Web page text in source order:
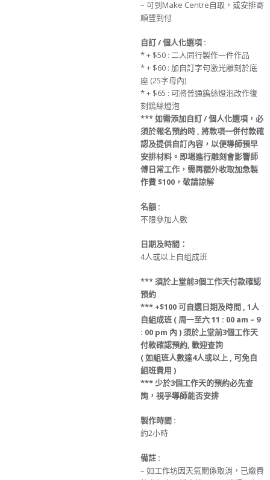
– 可到Make Centre自取，或安排寄
順豐到付
自訂 / 個人化選項 :
* + $50 : 二人同行製作一件作品
* + $60 : 加自訂字句激光雕刻於底
座 (25字母內)
* + $65 : 可將普通鎢絲燈泡改作復
刻鎢絲燈泡
***如需添加自訂 / 個人化選項，必
須於報名預約時, 將款項一併付款確
認及提供自訂內容， 以便導師預早
安排材料。 即場進行雕刻會影響師
傅日常工作， 需再額外收取加急製
作費$100，敬請諒解
名額 :
不限參加人數
日期及時間：
4人或以上自组成班
***須於上堂前3個工作天付款確認
預約
*** +$100可自選日期及時間 , 1人
自組成班 ( 周一至六 11 : 00 am – 9
: 00 pm 內 )須於上堂前3個工作天
付款確認預約, 歡迎查詢
(如組班人數達4人或以上 , 可免自
組班費用 )
*** 少於3個工作天的預約必先查
詢，視乎導師能否安排
製作時間 :
約2小時
備註 :
– 如工作坊因天氣關係取消，已繳費